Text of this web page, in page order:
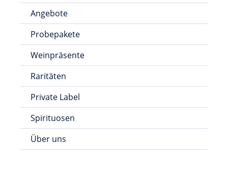
Angebote
Probepakete
Weinpräsente
Raritäten
Private Label
Spirituosen
Über uns